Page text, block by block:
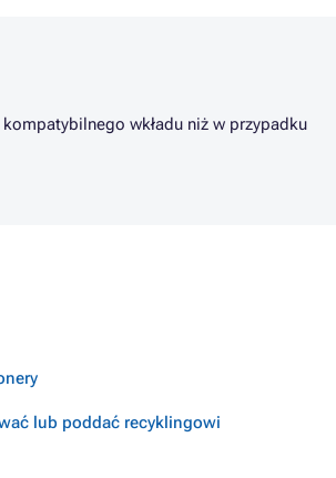
wkładu niż w przypadku
lub poddać recyklingowi